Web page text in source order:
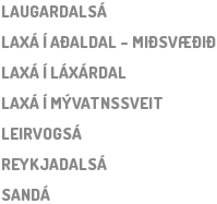
LAUGARDALSÁ
LAXÁ Í AÐALDAL – MIÐSVÆÐIÐ
LAXÁ Í LÁXÁRDAL
LAXÁ Í MÝVATNSSVEIT
LEIRVOGSÁ
REYKJADALSÁ
SANDÁ